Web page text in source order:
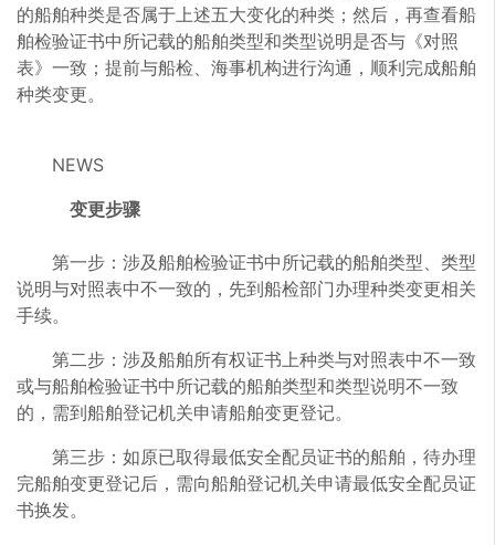
的船舶种类是否属于上述五大变化的种类；然后，再查看船
舶检验证书中所记载的船舶类型和类型说明是否与《对照
表》一致；提前与船检、海事机构进行沟通，顺利完成船舶
种类变更。
NEWS
变更步骤
第一步：涉及船舶检验证书中所记载的船舶类型、类型
说明与对照表中不一致的，先到船检部门办理种类变更相关
手续。
第二步：涉及船舶所有权证书上种类与对照表中不一致
或与船舶检验证书中所记载的船舶类型和类型说明不一致
的，需到船舶登记机关申请船舶变更登记。
第三步：如原已取得最低安全配员证书的船舶，待办理
完船舶变更登记后，需向船舶登记机关申请最低安全配员证
书换发。